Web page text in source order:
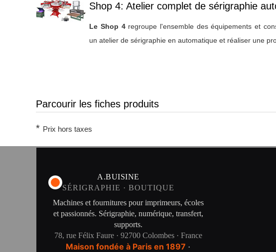
Titre 1
Shop 4: Atelier complet de sérigraphie
Le Shop 4regroupe l'ensemble des équipements et
un atelier de sérigraphie en automatique et réaliser une
Parcourir les fiches produits
* Prix hors taxes
A.BUISINE
SÉRIGRAPHIE · BOUTIQUE
Machines et fournitures pour imprimeurs, écoles
et passionnés. Sérigraphie, numérique, transfert,
supports.
78, rue Félix Faure · 92700 Colombes · France
Maison fondée à Paris en 1897 ·